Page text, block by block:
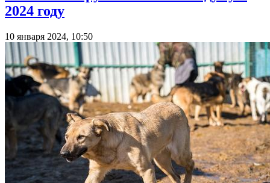
2024 году
10 января 2024, 10:50